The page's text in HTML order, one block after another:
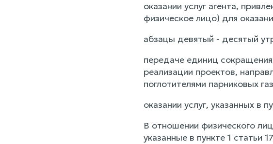
оказании услуг агента,
физическое лицо) для
абзацы девятый - десятый
передаче единиц
реализации проектов,
поглотителями парниковых
оказании услуг, указанных в
В отношении физического
указанные в пункте 1 статьи